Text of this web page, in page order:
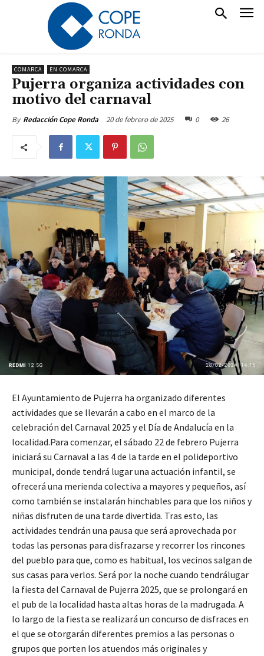
COMARCA EN COMARCA
Pujerra organiza actividades con
motivo del carnaval
By Redacción Cope Ronda 20 de febrero de 2025 0 26
El Ayuntamiento de Pujerra ha organizado diferentes
actividades que se llevarán a cabo en el marco de la
celebración del Carnaval 2025 y el Día de Andalucía en la
localidad.Para comenzar, el sábado 22 de febrero Pujerra
iniciará su Carnaval a las 4 de la tarde en el polideportivo
municipal, donde tendrá lugar una actuación infantil, se
ofrecerá una merienda colectiva a mayores y pequeños, así
como también se instalarán hinchables para que los niños y
niñas disfruten de una tarde divertida. Tras esto, las
actividades tendrán una pausa que será aprovechada por
todas las personas para disfrazarse y recorrer los rincones
del pueblo para que, como es habitual, los vecinos salgan de
sus casas para verlos. Será por la noche cuando tendrálugar
la fiesta del Carnaval de Pujerra 2025, que se prolongará en
el pub de la localidad hasta altas horas de la madrugada. A
lo largo de la fiesta se realizará un concurso de disfraces en
el que se otorgarán diferentes premios a las personas o
grupos que porten los atuendos más originales y